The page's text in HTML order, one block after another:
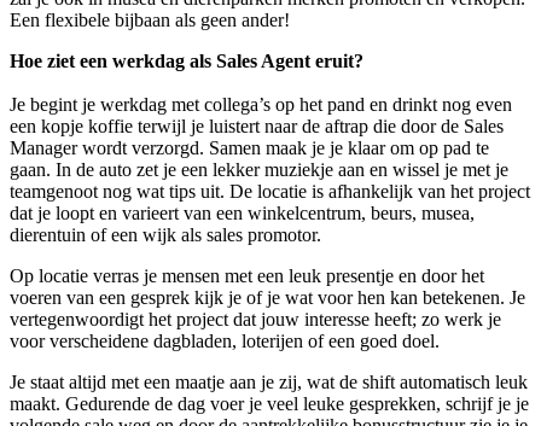
Een flexibele bijbaan als geen ander!
Hoe ziet een werkdag als Sales Agent eruit?
Je begint je werkdag met collega’s op het pand en drinkt nog even
een kopje koffie terwijl je luistert naar de aftrap die door de Sales
Manager wordt verzorgd. Samen maak je je klaar om op pad te
gaan. In de auto zet je een lekker muziekje aan en wissel je met je
teamgenoot nog wat tips uit. De locatie is afhankelijk van het project
dat je loopt en varieert van een winkelcentrum, beurs, musea,
dierentuin of een wijk als sales promotor.
Op locatie verras je mensen met een leuk presentje en door het
voeren van een gesprek kijk je of je wat voor hen kan betekenen. Je
vertegenwoordigt het project dat jouw interesse heeft; zo werk je
voor verscheidene dagbladen, loterijen of een goed doel.
Je staat altijd met een maatje aan je zij, wat de shift automatisch leuk
maakt. Gedurende de dag voer je veel leuke gesprekken, schrijf je je